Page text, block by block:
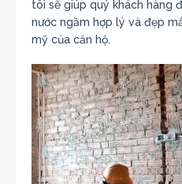
tôi sẽ giúp quý khách hàng
nước ngầm hợp lý và đẹp
mỹ của căn hộ.